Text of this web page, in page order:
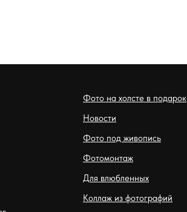
Фото на холсте в подарок
Новости
Фото под живопись
Фотомонтаж
Для влюбленных
Коллаж из фотографий